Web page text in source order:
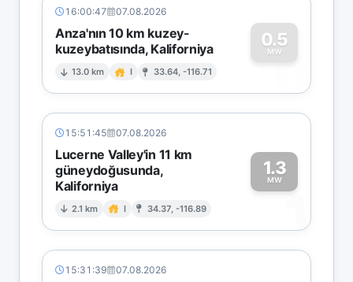
16:00:47 07.08.2026
Anza'nın 10 km kuzey-
kuzeybatısında, Kaliforniya
13.0 km I 33.64, -116.71
0.5
MW
0
15:51:45 07.08.2026
Lucerne Valley'in 11 km
güneydoğusunda,
Kaliforniya
2.1 km I 34.37, -116.89
1.3
MW
1
15:31:39 07.08.2026